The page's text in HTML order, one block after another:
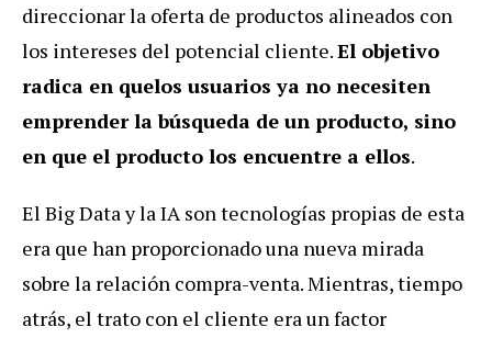
direccionar la oferta de productos alineados con
los intereses del potencial cliente.El objetivo
radica en quelos usuarios ya no necesiten
emprender la búsqueda de un producto, sino
en que el producto los encuentre a ellos.
El Big Data y la IA son tecnologías propias de esta
era que han proporcionado una nueva mirada
sobre la relación compra-venta. Mientras, tiempo
atrás, el trato con el cliente era un factor